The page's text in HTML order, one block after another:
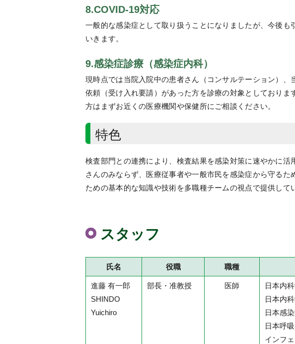
8.COVID-19対応
一般的な感染症として取り扱うことになりましたが、今後も
いきます。
9.感染症診療（感染症内科）
現時点では当院入院中の患者さん（コンサルテーション）
依頼（受け入れ要請）があった方を診療の対象としておりま
方はまずお近くの医療機関や保健所にご相談ください。
特色
検査部門との連携により、検査結果を感染対策に速やかに
さんのみならず、医療従事者や一般市民を感染症から守るた
ための基本的な知識や技術を多職種チームの視点で提供して
スタッフ
氏名 役職 職種
進藤 有一郎
SHINDO
Yuichiro
部長・准教授 医師
日本内
日本内
日本感
日本呼
インフ